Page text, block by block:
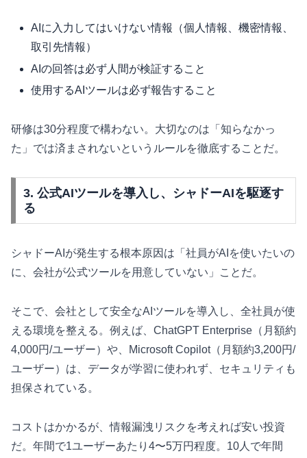
AIに入力してはいけない情報（個人情報、機密情報、
取引先情報）
AIの回答は必ず人間が検証すること
使用するAIツールは必ず報告すること
研修は30分程度で構わない。大切なのは「知らなかっ
た」では済まされないというルールを徹底することだ。
3. 公式AIツールを導入し、シャドーAIを駆逐す
る
シャドーAIが発生する根本原因は「社員がAIを使いたいの
に、会社が公式ツールを用意していない」ことだ。
そこで、会社として安全なAIツールを導入し、全社員が使
える環境を整える。例えば、ChatGPT Enterprise（月額約
4,000円/ユーザー）や、Microsoft Copilot（月額約3,200円/
ユーザー）は、データが学習に使われず、セキュリティも
担保されている。
コストはかかるが、情報漏洩リスクを考えれば安い投資
だ。年間で1ユーザーあたり4〜5万円程度。10人で年間